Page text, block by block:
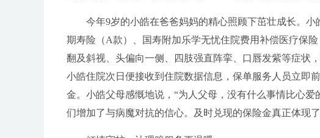
今年9岁的小皓在爸爸妈妈的精心照顾下茁壮成长。
期寿险（A款）、国寿附加乐学无忧住院费用补偿医疗保
翻及斜视、头偏向一侧、四肢强直阵挛、口唇发紫等症状
小皓住院次日便接收到住院数据信息，保单服务人员立即
金。小皓父母感慨地说，“为人父母，没有什么事情比心
们增加了与病魔对抗的信心。及时兑现的保险金真正体现